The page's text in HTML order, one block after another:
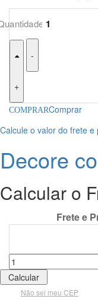
+
-
Comprar
Calcule o valor do frete
Decore
Calcular o
Calcular o Frete
Não sei meu CEP